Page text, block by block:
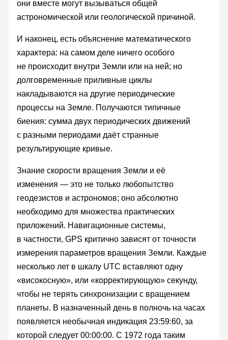
они вместе могут вызываться общей
астрономической или геологической причиной.
И наконец, есть объяснение математического
характера: на самом деле ничего особого
не происходит внутри Земли или на ней; но
долговременные приливные циклы
накладываются на другие периодические
процессы на Земле. Получаются типичные
биения: сумма двух периодических движений
с разными периодами даёт странные
результирующие кривые.
Знание скорости вращения Земли и её
изменения — это не только любопытство
геодезистов и астрономов; оно абсолютно
необходимо для множества практических
приложений. Навигационные системы,
в частности, GPS критично зависят от точности
измерения параметров вращения Земли. Каждые
несколько лет в шкалу UTC вставляют одну
«високосную», или «корректирующую» секунду,
чтобы не терять синхронизации с вращением
планеты. В назначенный день в полночь на часах
появляется необычная индикация 23:59:60, за
которой следует 00:00:00. С 1972 года таким